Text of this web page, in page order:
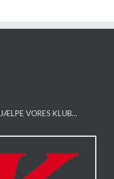
VORES KLUB…